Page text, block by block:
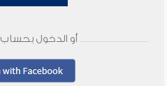
أو الدخول بحساب